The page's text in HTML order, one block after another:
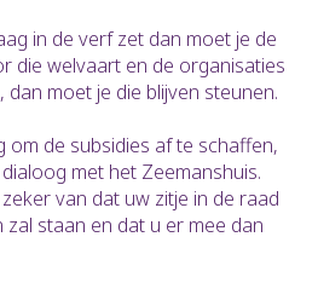
in de verf zet dan moet je de
die welvaart en de organisaties
moet je die blijven steunen.
om de subsidies af te schaffen,
met het Zeemanshuis.
van dat uw zitje in de raad
staan en dat u er mee dan